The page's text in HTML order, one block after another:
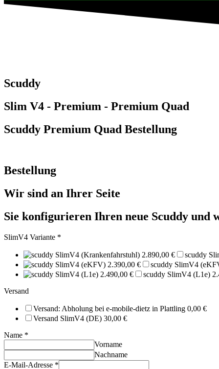
Scuddy
Slim V4 - Premium - Premium Quad
Scuddy Premium Quad Bestellung
Bestellung
Wir sind an Ihrer Seite
Sie konfigurieren Ihren neue Scuddy und
SlimV4 Variante *
scuddy
scuddy SlimV4
scuddy SlimV4 (L1e)
Versand
Versand: Abholung bei e-mobile-dietz in Plattling 0,00 €
Versand SlimV4 (DE) 30,00 €
Name *
Vorname
Nachname
E-Mail-Adresse *